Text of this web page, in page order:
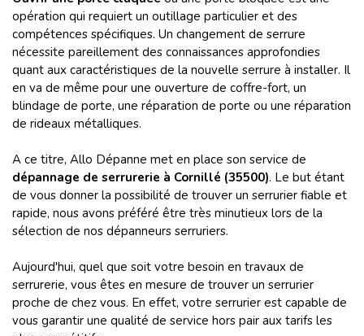
opération qui requiert un outillage particulier et des
compétences spécifiques. Un changement de serrure
nécessite pareillement des connaissances approfondies
quant aux caractéristiques de la nouvelle serrure à installer. Il
en va de même pour une ouverture de coffre-fort, un
blindage de porte, une réparation de porte ou une réparation
de rideaux métalliques.
A ce titre, Allo Dépanne met en place son service de
dépannage de serrurerie à Cornillé (35500). Le but étant
de vous donner la possibilité de trouver un serrurier fiable et
rapide, nous avons préféré être très minutieux lors de la
sélection de nos dépanneurs serruriers.
Aujourd'hui, quel que soit votre besoin en travaux de
serrurerie, vous êtes en mesure de trouver un serrurier
proche de chez vous. En effet, votre serrurier est capable de
vous garantir une qualité de service hors pair aux tarifs les